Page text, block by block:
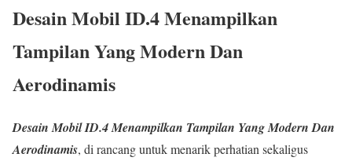
Desain Mobil ID.4 Menampilkan
Tampilan Yang Modern Dan
Aerodinamis
Desain Mobil ID.4 Menampilkan Tampilan Yang Modern Dan
Aerodinamis, di rancang untuk menarik perhatian sekaligus